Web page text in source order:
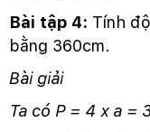
Bài tập 4: Tính
bằng 360cm.
Bài giải
Ta có P = 4 x a =